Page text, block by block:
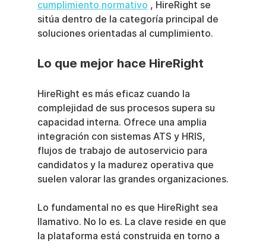
cumplimiento normativo , HireRight se
sitúa dentro de la categoría principal de
soluciones orientadas al cumplimiento.
Lo que mejor hace HireRight
HireRight es más eficaz cuando la
complejidad de sus procesos supera su
capacidad interna. Ofrece una amplia
integración con sistemas ATS y HRIS,
flujos de trabajo de autoservicio para
candidatos y la madurez operativa que
suelen valorar las grandes organizaciones.
Lo fundamental no es que HireRight sea
llamativo. No lo es. La clave reside en que
la plataforma está construida en torno a